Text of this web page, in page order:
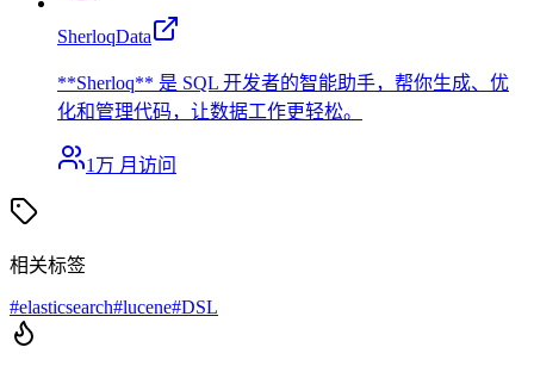
SherloqData
**Sherloq** 是 SQL 开发者的智能助手，帮你生成、优
化和管理代码，让数据工作更轻松。
1万 月访问
相关标签
#elasticsearch#lucene#DSL